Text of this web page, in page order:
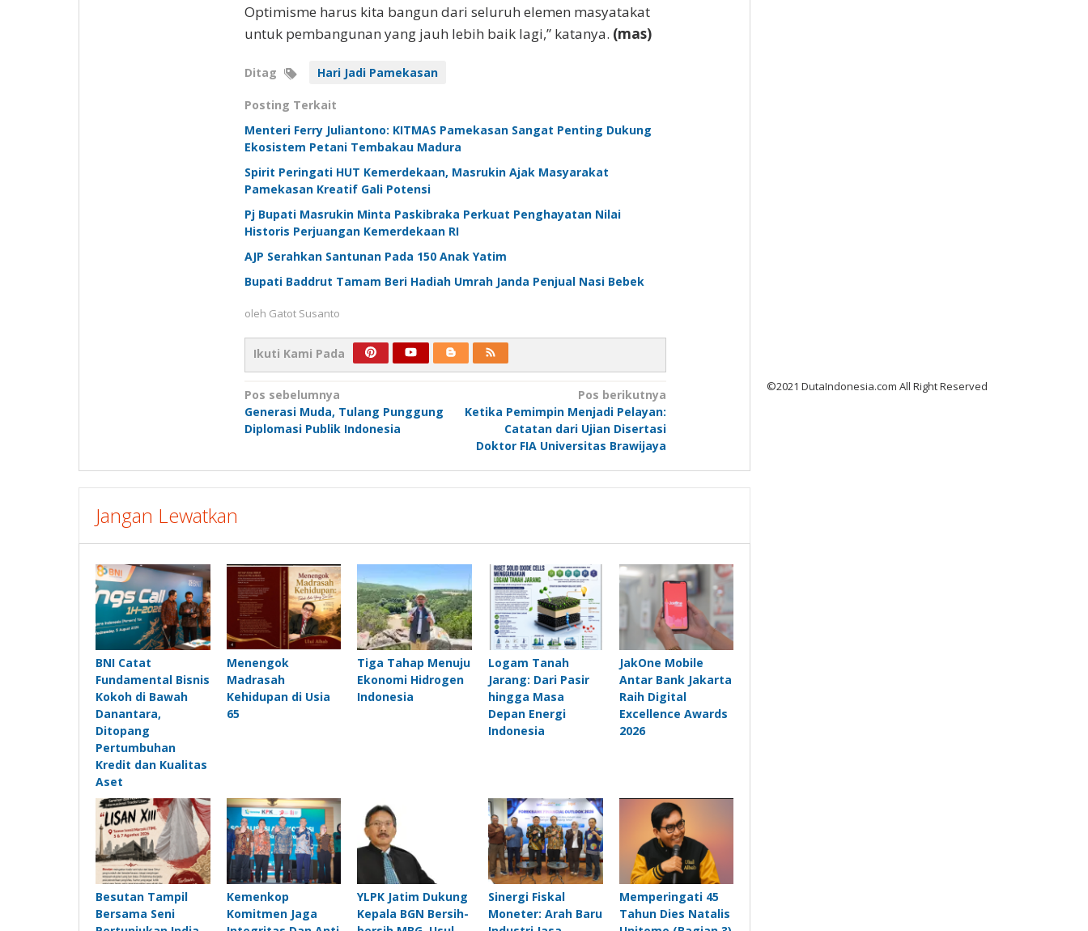
Optimisme harus kita bangun dari seluruh elemen masyatakat
untuk pembangunan yang jauh lebih baik lagi,” katanya. (mas)
Ditag Hari Jadi Pamekasan
Posting Terkait
Menteri Ferry Juliantono: KITMAS Pamekasan Sangat Penting Dukung
Ekosistem Petani Tembakau Madura
Spirit Peringati HUT Kemerdekaan, Masrukin Ajak Masyarakat
Pamekasan Kreatif Gali Potensi
Pj Bupati Masrukin Minta Paskibraka Perkuat Penghayatan Nilai
Historis Perjuangan Kemerdekaan RI
AJP Serahkan Santunan Pada 150 Anak Yatim
Bupati Baddrut Tamam Beri Hadiah Umrah Janda Penjual Nasi Bebek
oleh Gatot Susanto
Ikuti Kami Pada
Navigasi
pos
Pos sebelumnya
Generasi Muda, Tulang Punggung
Diplomasi Publik Indonesia
Pos berikutnya
Ketika Pemimpin Menjadi Pelayan:
Catatan dari Ujian Disertasi
Doktor FIA Universitas Brawijaya
Jangan Lewatkan
BNI Catat
Fundamental Bisnis
Kokoh di Bawah
Danantara,
Ditopang
Pertumbuhan
Kredit dan Kualitas
Aset
Menengok
Madrasah
Kehidupan di Usia
65
Tiga Tahap Menuju
Ekonomi Hidrogen
Indonesia
Logam Tanah
Jarang: Dari Pasir
hingga Masa
Depan Energi
Indonesia
JakOne Mobile
Antar Bank Jakarta
Raih Digital
Excellence Awards
2026
Besutan Tampil
Bersama Seni
Kemenkop
Komitmen Jaga
YLPK Jatim Dukung
Kepala BGN Bersih-
Sinergi Fiskal
Moneter: Arah Baru
Memperingati 45
Tahun Dies Natalis
©2021 DutaIndonesia.com All Right Reserved